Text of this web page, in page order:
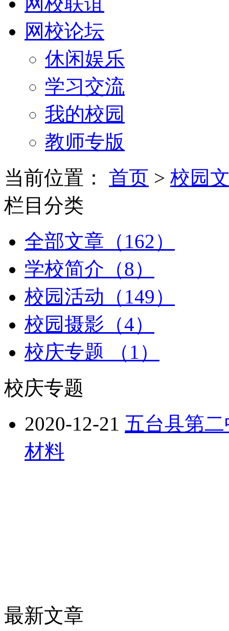
网校论坛
休闲娱乐
学习交流
我的校园
教师专版
当前位置： 首页 > 校园
栏目分类
全部文章（162）
学校简介（8）
校园活动（149）
校园摄影（4）
校庆专题 （1）
校庆专题
2020-12-21 五台县第
材料
最新文章